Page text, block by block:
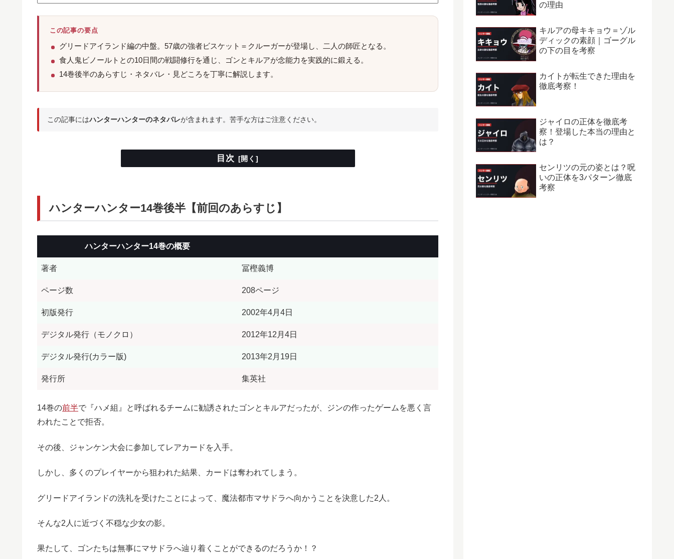
この記事の要点
グリードアイランド編の中盤。57歳の強者ビスケット＝クルーガーが登場し、二人の師匠となる。
食人鬼ビノールトとの10日間の戦闘修行を通じ、ゴンとキルアが念能力を実践的に鍛える。
14巻後半のあらすじ・ネタバレ・見どころを丁寧に解説します。
この記事にはハンターハンターのネタバレが含まれます。苦手な方はご注意ください。
目次
ハンターハンター14巻後半【前回のあらすじ】
ハンターハンター14巻の概要
著者 冨樫義博
ページ数 208ページ
初版発行 2002年4月4日
デジタル発行（モノクロ） 2012年12月4日
デジタル発行(カラー版) 2013年2月19日
発行所 集英社
14巻の前半で『ハメ組』と呼ばれるチームに勧誘されたゴンとキルアだったが、ジンの作ったゲームを悪く言
われたことで拒否。
その後、ジャンケン大会に参加してレアカードを入手。
しかし、多くのプレイヤーから狙われた結果、カードは奪われてしまう。
グリードアイランドの洗礼を受けたことによって、魔法都市マサドラへ向かうことを決意した2人。
そんな2人に近づく不穏な少女の影。
果たして、ゴンたちは無事にマサドラへ辿り着くことができるのだろうか！？
の理由
キルアの母キキョウ＝ゾル
ディックの素顔｜ゴーグル
の下の目を考察
カイトが転生できた理由を
徹底考察！
ジャイロの正体を徹底考
察！登場した本当の理由と
は？
センリツの元の姿とは？呪
いの正体を3パターン徹底
考察